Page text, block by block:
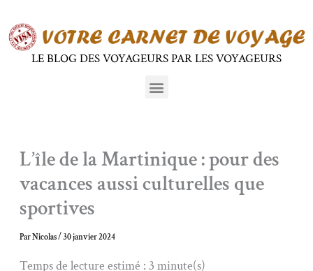
au
contenuLE BLOG DES VOYAGEURS PAR LES VOYAGEURS
Menu
L’île de la Martinique : pour des
vacances aussi culturelles que
sportives
ParNicolas/30 janvier 2024
Temps de lecture estimé : 3 minute(s)